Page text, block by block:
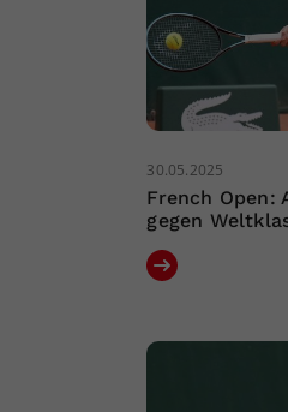
30.05.2025
French Open:
gegen